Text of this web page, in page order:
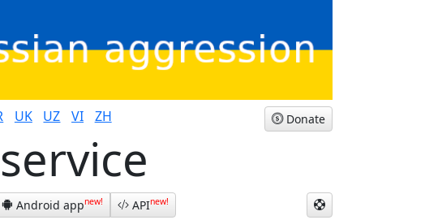
UK UZ VI ZH Donate
Android appnew! APInew!